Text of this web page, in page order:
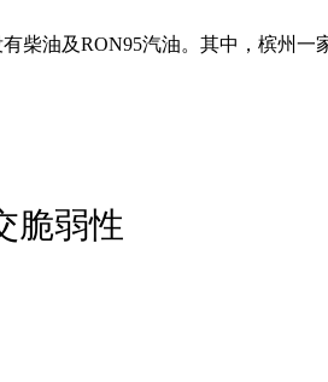
柴油及RON95汽油。其中，槟州
脆弱性